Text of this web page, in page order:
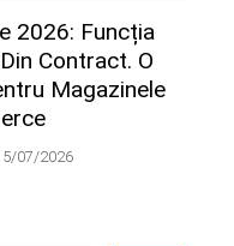
2026: Funcția
Contract. O
Magazinele
07/2026